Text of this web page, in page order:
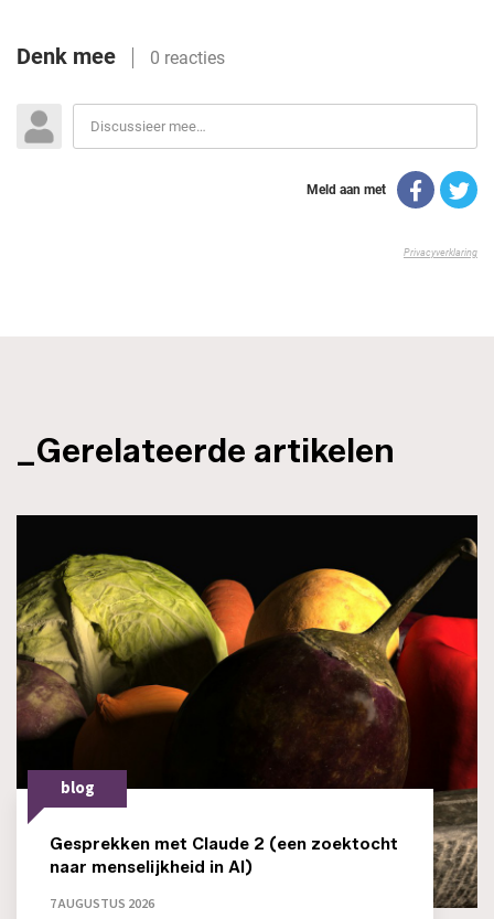
_Gerelateerde artikelen
blog
Gesprekken met Claude 2 (een zoektocht
naar menselijkheid in AI)
7 AUGUSTUS 2026